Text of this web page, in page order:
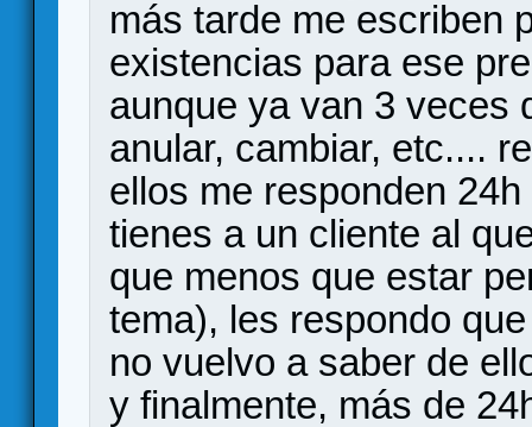
más tarde me escriben
existencias para ese
aunque ya van 3 veces
anular, cambiar, etc....
ellos me responden
tienes a un cliente al
que menos que estar
tema), les respondo
no vuelvo a saber de
y finalmente, más de